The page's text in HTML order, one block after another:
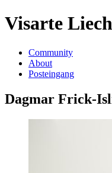
Visarte
Community
About
Posteingang
Dagmar Frick-